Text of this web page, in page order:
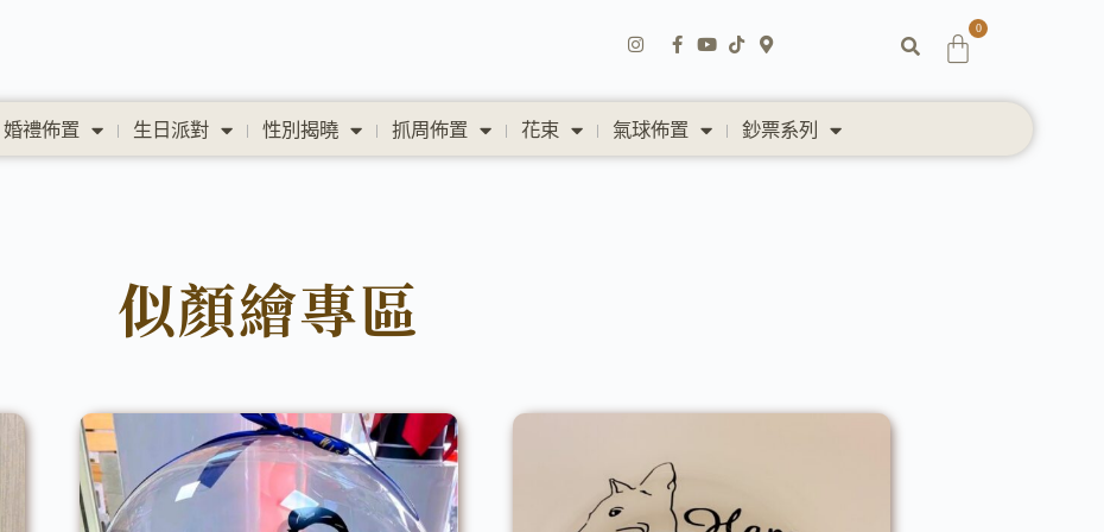
0
婚禮佈置 生日派對 性別揭曉 抓周佈置 花束 氣球佈置 鈔票系列
似顏繪專區